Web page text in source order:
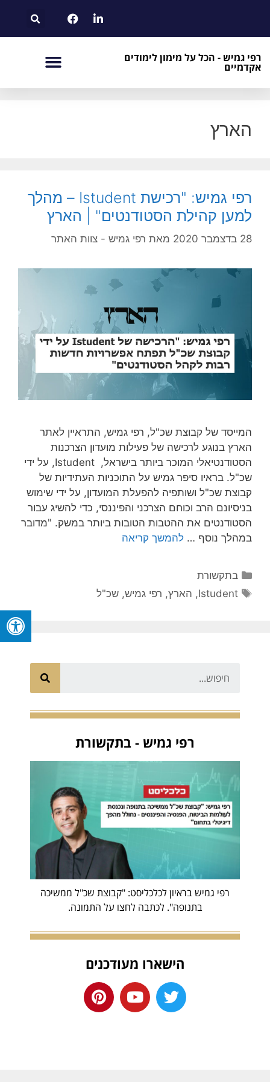
רפי גמיש - הכל על מימון לימודים
אקדמיים
הארץ
רפי גמיש: "רכישת Istudent – מהלך
למען קהילת הסטודנטים" | הארץ
28 בדצמבר 2020 מאת רפי גמיש - צוות האתר
המייסד של קבוצת שכ"ל, רפי גמיש, התראיין לאתר
הארץ בנוגע לרכישה של פעילות מועדון הצרכנות
הסטודנטיאלי המוכר ביותר בישראל, Istudent, על ידי
שכ"ל. בראיו סיפר גמיש על התוכניות העתידיות של
קבוצת שכ"ל ושותפיה להפעלת המועדון, על ידי שימוש
בניסיונם הרב וכוחם הצרכני והפיננסי, כדי להשיג עבור
הסטודנטים את ההטבות הטובות ביותר במשק. "מדובר
במהלך נוסף … להמשך קריאה
בתקשורת
Istudent
, הארץ, רפי גמיש,שכ"ל
רפי גמיש - בתקשורת
רפי גמיש בראיון לכלכליסט: "קבוצת שכ"ל ממשיכה
בתנופה". לכתבה לחצו על התמונה.
הישארו מעודכנים